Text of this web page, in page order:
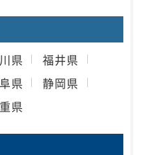
県
福井県
県
静岡県
県